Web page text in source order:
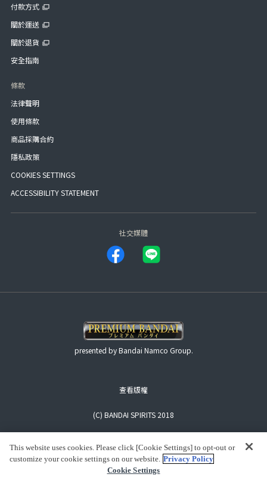
付款方式
關於運送
關於退貨
安全指南
條款
法律聲明
使用條款
商品採購合約
隱私政策
COOKIES SETTINGS
ACCESSIBILITY STATEMENT
社交媒體
presented by Bandai Namco Group.
查看版權
(C) BANDAI SPIRITS 2018
This website uses cookies. Please click [Cookie Settings] to opt-out or
customize your cookie settings on our website. Privacy Policy
Cookie Settings